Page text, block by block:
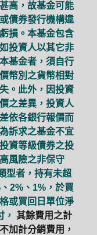
高，故基金可能
債券發行機構違
損。本基金包含
投資人以其它非
基金者，須自行
幣別之貨幣相對
。此外，因投資
之差異，投資人
依各銀行報價而
訴求之基金不宜
資等級債券之投
風險之非保守
型者，持有未超
2%、1%，於買
或買回日單位淨
其餘費用之計
加計分銷費用，